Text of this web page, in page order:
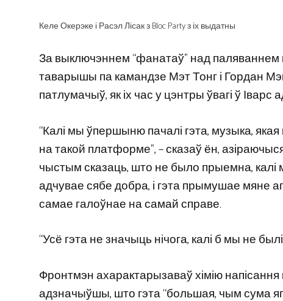
Келе Окерэке і Расэл Лісак з Bloc Party з іх выдатны
За выключэннем “фанатаў” над паляваннем
таварышы па камандзе Мэт Тонг і Гордан
патлумачыў, як іх час у цэнтры ўвагі ў
“Калі мы ўпершыню пачалі гэта, музыка,
на такой платформе”, – сказаў ён,
чыстым сказаць, што не было прыемна, калі
адчувае сябе добра, і гэта прымушае мяне
самае галоўнае на самай справе.
“Усё гэта не значыць нічога, калі б мы не
Фронтмэн ахарактарызаваў хімію напісання
адзначыўшы, што гэта “большая, чым сума